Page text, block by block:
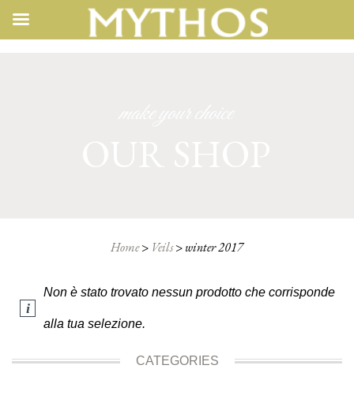
Home> Veils>winter 2017
Non è stato trovato nessun prodotto che corrisponde
alla tua selezione.
CATEGORIES